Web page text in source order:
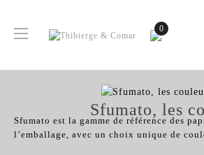
Basculer
☰ 0
Sfumato, les
Sfumato est la gamme de référence des
l’emballage, avec un choix unique de